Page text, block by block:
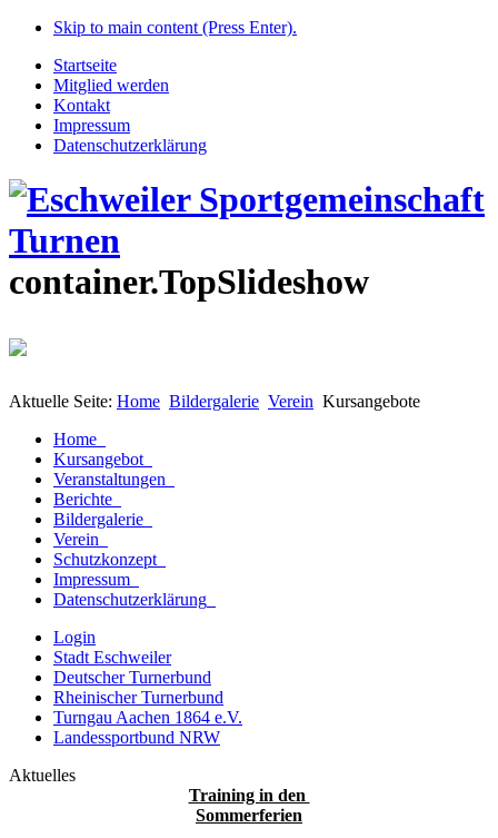
Skip to main content (Press Enter).
Startseite
Mitglied werden
Kontakt
Impressum
Datenschutzerklärung
container.TopSlideshow
Aktuelle Seite: Home Bildergalerie Verein Kursangebote
Home
Kursangebot
Veranstaltungen
Berichte
Bildergalerie
Verein
Schutzkonzept
Impressum
Datenschutzerklärung
Login
Stadt Eschweiler
Deutscher Turnerbund
Rheinischer Turnerbund
Turngau Aachen 1864 e.V.
Landessportbund NRW
Aktuelles
Training in den
Sommerferien